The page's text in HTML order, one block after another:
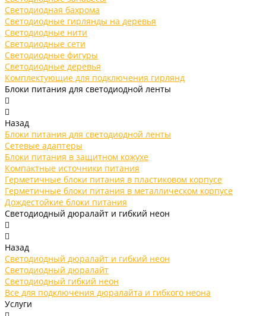
Светодиодная бахрома
Светодиодные гирлянды на деревья
Светодиодные нити
Светодиодные сети
Светодиодные фигуры
Светодиодные деревья
Комплектующие для подключения гирлянд
Блоки питания для светодиодной ленты
Назад
Блоки питания для светодиодной ленты
Сетевые адаптеры
Блоки питания в защитном кожухе
Компактные источники питания
Герметичные блоки питания в пластиковом корпусе
Герметичные блоки питания в металлическом корпусе
Дождестойкие блоки питания
Светодиодный дюралайт и гибкий неон
Назад
Светодиодный дюралайт и гибкий неон
Светодиодный дюралайт
Светодиодный гибкий неон
Все для подключения дюралайта и гибкого неона
Услуги